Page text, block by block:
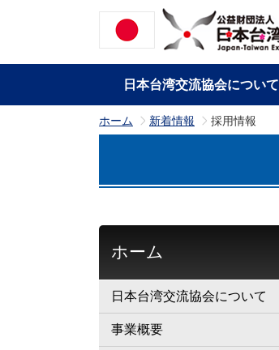
日本台湾交流協会について
ホーム >
新着情報 >
採用情報
ホーム
日本台湾交流協会について
事業概要